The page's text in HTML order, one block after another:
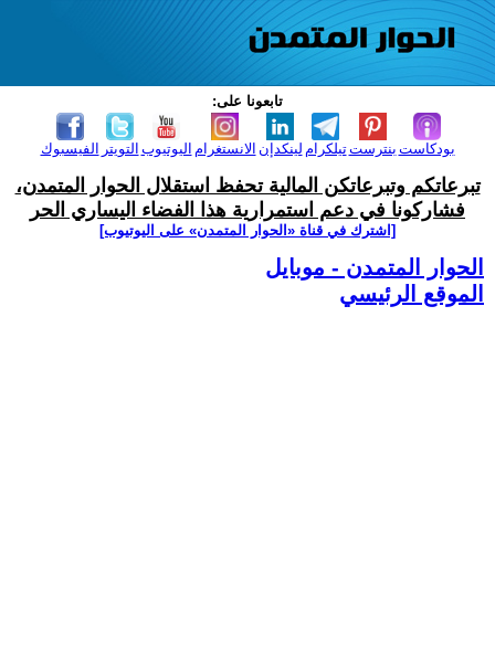
تابعونا على:
الفيسبوك التويتر اليوتيوب الانستغرام لينكدإن تيلكرامبنترست بودكاست
تبرعاتكم وتبرعاتكن المالية تحفظ استقلال الحوار المتمدن،
فشاركونا في دعم استمرارية هذا الفضاء اليساري الحر
[اشترك في قناة ‫«الحوار المتمدن» على اليوتيوب]
الحوار المتمدن - موبايل
الموقع الرئيسي